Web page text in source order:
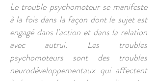
Le trouble psychomoteur se manifeste
à la fois dans la façon dont le sujet est
engagé dans l'action et dans la relation
avec autrui. Les troubles
psychomoteurs sont des troubles
neurodéveloppementaux qui affectent